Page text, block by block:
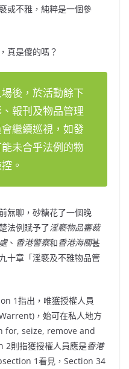
或不雅，純粹是一個參
真是傻的嗎？
後，於活動餘下
報刊及物品管理
會繼續巡視，如發
未合乎法例的物
。
無聊，砂糖花了一個晚
法例賦予了淫褻物品審裁
、 香港警察和香港海關甚
十章「淫褻及不雅物品管
1指出，唯獲授權人員
，始可在私人地方
for, seize, remove and
則指獲授權人員應是香港
1看見，Section 34